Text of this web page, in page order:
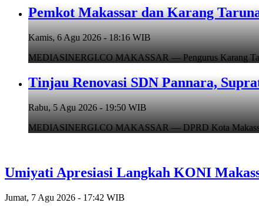
Pemkot Makassar dan Karang
Kamis, 6 Agu 2026 - 18:16 WIB
MEDIASINERGI.CO MAKASSAR — Pengurus Karang
Tinjau Renovasi SDN Pannara,
Rabu, 5 Agu 2026 - 19:50 WIB
MEDIASINERGI.CO MAKASSAR — DPRD Kota
Umiyati Apresiasi Langkah KONI
Jumat, 7 Agu 2026 - 17:42 WIB